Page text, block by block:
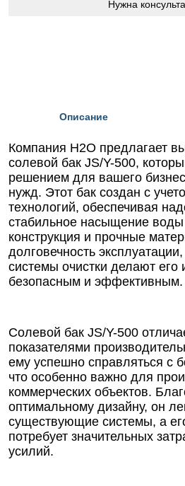
Нужна
Описание
Компания Н2О предлагает
солевой бак JS/Y-500,
решением для вашего
нужд. Этот бак создан с
технологий, обеспечивая
стабильное насыщение
конструкция и прочные
долговечность
системы очистки делают его
безопасным и эффективным.
Солевой бак JS/Y-500
показателями
ему успешно справляться с
что особенно важно для
коммерческих объектов.
оптимальному дизайну, он
существующие системы, а
потребует значительных
усилий.